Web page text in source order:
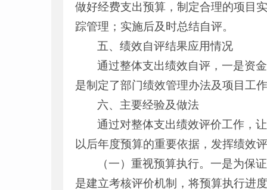
做好经费支出预算，制定合理的项目
踪管理；实施后及时总结自评。
五、绩效自评结果应用情况
通过整体支出绩效自评，一是资
是制定了部门绩效管理办法及项目工
六、主要经验及做法
通过对整体支出绩效评价工作，
以后年度预算的重要依据，发挥绩效
（一）重视预算执行。一是为保
是建立考核评价机制，将预算执行进